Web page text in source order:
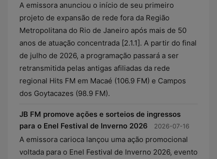
A emissora anunciou o início de seu primeiro
projeto de expansão de rede fora da Região
Metropolitana do Rio de Janeiro após mais de 50
anos de atuação concentrada [2.1.1]. A partir do final
de julho de 2026, a programação passará a ser
retransmitida pelas antigas afiliadas da rede
regional Hits FM em Macaé (106.9 FM) e Campos
dos Goytacazes (98.9 FM).
JB FM promove ações e sorteios de ingressos
para o Enel Festival de Inverno 2026
2026-07-16
A emissora carioca lançou uma ação promocional
voltada para o Enel Festival de Inverno 2026, evento